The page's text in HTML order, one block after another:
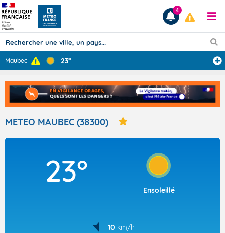
Prévisions
TOUS LES RÉSULTATS
Articles
4
Maubec 23°
METEO MAUBEC (38300)
23°
Ensoleillé
10 km/h